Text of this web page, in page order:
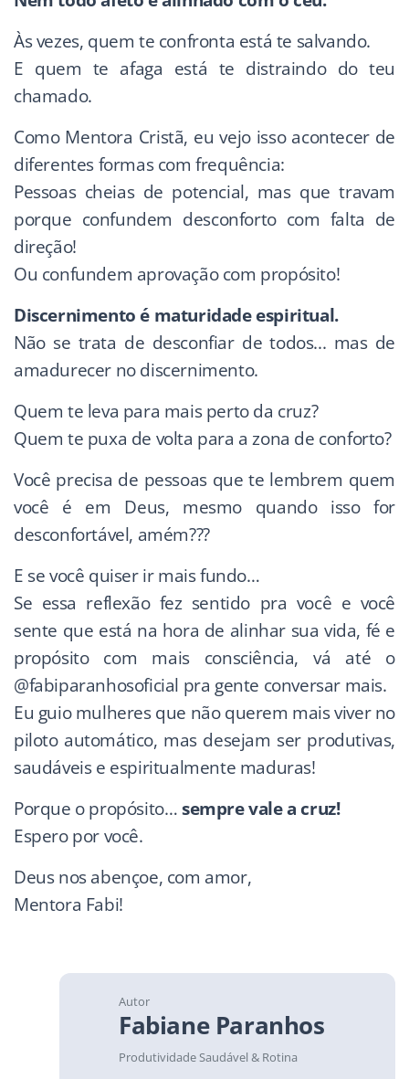
Às vezes, quem te confronta está te salvando.
E quem te afaga está te distraindo do teu
chamado.
Como Mentora Cristã, eu vejo isso acontecer de
diferentes formas com frequência:
Pessoas cheias de potencial, mas que travam
porque confundem desconforto com falta de
direção!
Ou confundem aprovação com propósito!
Discernimento é maturidade espiritual.
Não se trata de desconfiar de todos... mas de
amadurecer no discernimento.
Quem te leva para mais perto da cruz?
Quem te puxa de volta para a zona de conforto?
Você precisa de pessoas que te lembrem quem
você é em Deus, mesmo quando isso for
desconfortável, amém???
E se você quiser ir mais fundo…
Se essa reflexão fez sentido pra você e você
sente que está na hora de alinhar sua vida, fé e
propósito com mais consciência, vá até o
@fabiparanhosoficial pra gente conversar mais.
Eu guio mulheres que não querem mais viver no
piloto automático, mas desejam ser produtivas,
saudáveis e espiritualmente maduras!
Porque o propósito…sempre vale a cruz!
Espero por você.
Deus nos abençoe, com amor,
Mentora Fabi!
Autor
Fabiane Paranhos
Produtividade Saudável & Rotina